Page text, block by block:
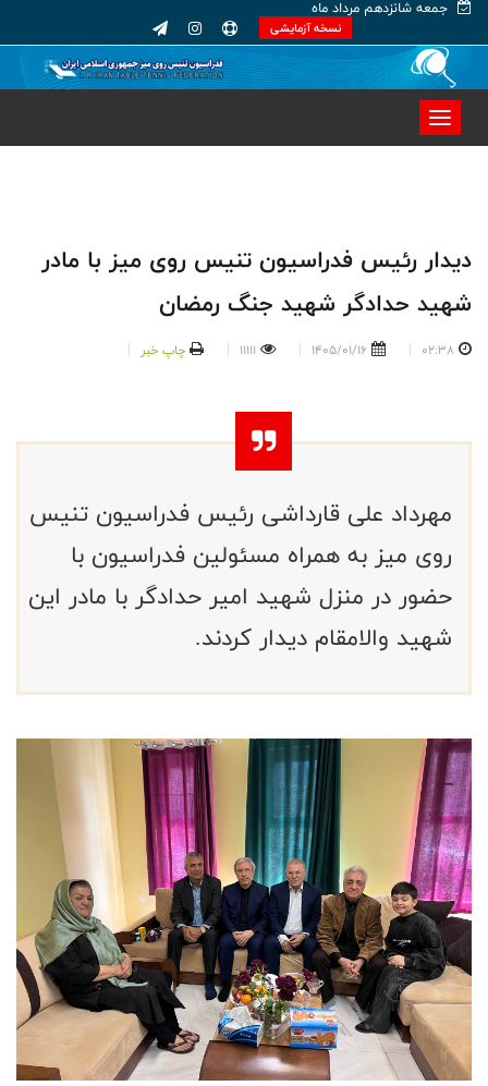
جمعه شانزدهم مرداد ماه
نسخه آزمایشی
دیدار رئیس فدراسیون تنیس روی میز با مادر
شهید حدادگر شهید جنگ رمضان
02:38
1405/01/16
11111 چاپ خبر
مهرداد علی قارداشی رئیس فدراسیون تنیس
روی میز به همراه مسئولین فدراسیون با
حضور در منزل شهید امیر حدادگر با مادر این
شهید والامقام دیدار کردند.